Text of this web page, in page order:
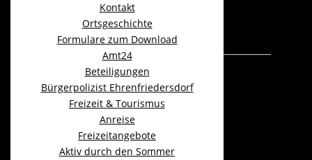
Kontakt
Ortsgeschichte
Formulare zum Download
Amt24
Beteiligungen
Bürgerpolizist Ehrenfriedersdorf
Freizeit & Tourismus
Anreise
Freizeitangebote
Aktiv durch den Sommer
Anlage zum Aufstellungsbeschluss
Geltungsbereich
Im Verfahren
Flächennutzungsplan
Ehrenfriedersdorf